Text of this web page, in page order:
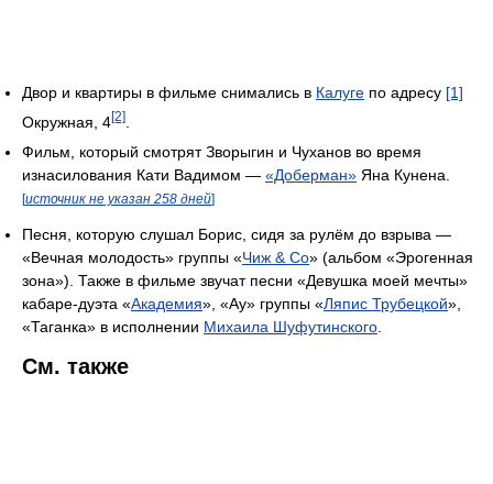
Двор и квартиры в фильме снимались в Калуге по адресу [1]
Окружная, 4[2]
Фильм, который смотрят Зворыгин и Чуханов во время
изнасилования Кати Вадимом — «Доберман» Яна Кунена.
[источник не указан 258 дней]
Песня, которую слушал Борис, сидя за рулём до взрыва —
«Вечная молодость» группы «Чиж & Co» (альбом «Эрогенная
зона»). Также в фильме звучат песни «Девушка моей мечты»
кабаре-дуэта «Академия», «Ау» группы «Ляпис Трубецкой»,
«Таганка» в исполнении Михаила Шуфутинского
См. также